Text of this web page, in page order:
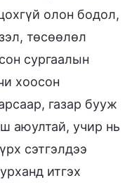
олон бодол,
төсөөлөл
сургаалын
хоосон
газар бууж
аюултай, учир нь
сэтгэлдээ
итгэх